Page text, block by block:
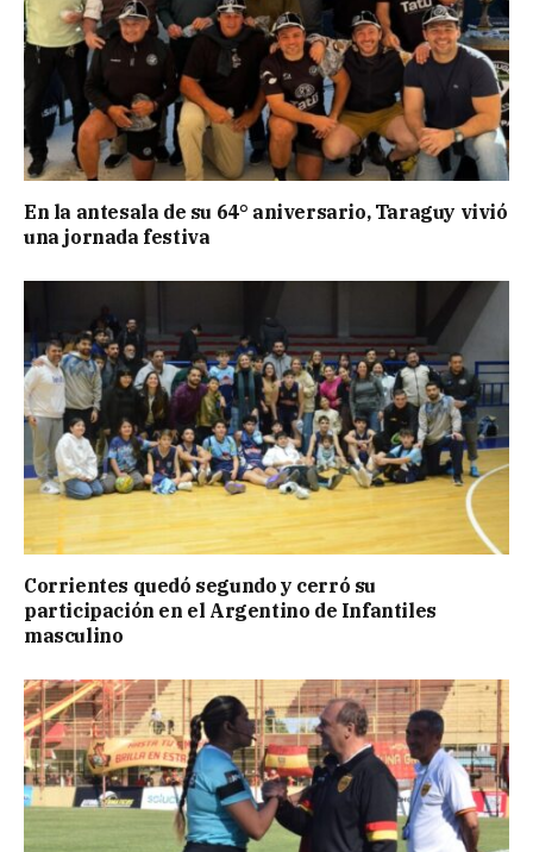
En la antesala de su 64° aniversario, Taraguy vivió
una jornada festiva
Corrientes quedó segundo y cerró su
participación en el Argentino de Infantiles
masculino